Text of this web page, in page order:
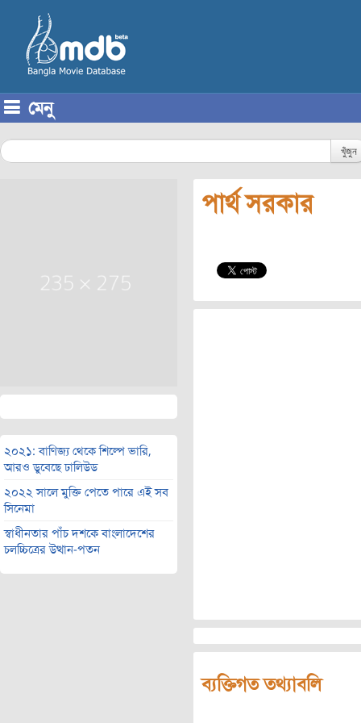
মেনু
খুঁজুন
২০২১: বাণিজ্য থেকে শিল্পে ভারি,
আরও ডুবেছে ঢালিউড
২০২২ সালে মুক্তি পেতে পারে এই সব
সিনেমা
স্বাধীনতার পাঁচ দশকে বাংলাদেশের
চলচ্চিত্রের উত্থান-পতন
পার্থ সরকার
ব্যক্তিগত তথ্যাবলি